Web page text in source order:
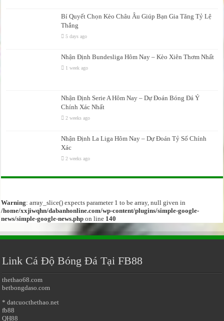
Bí Quyết Chọn Kèo Châu Âu Giúp Bạn Gia Tăng Tỷ Lệ
Thắng
5 days ago
Nhận Định Bundesliga Hôm Nay – Kèo Xiên Thơm Nhất
1 week ago
Nhận Định Serie A Hôm Nay – Dự Đoán Bóng Đá Ý
Chính Xác Nhất
2 weeks ago
Nhận Định La Liga Hôm Nay – Dự Đoán Tỷ Số Chính
Xác
2 weeks ago
Warning: array_slice() expects parameter 1 to be array, null given in
/home/xxjiwqhn/dabanhonline.com/wp-content/plugins/simple-google-
news/simple-google-news.php on line 140
Link Cá Độ Bóng Đá Tại FB88
thethao68.com
betbongdaso.com
* datcuocthethao.net
fb88
QH88